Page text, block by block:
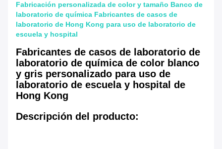
Fabricación personalizada de color y tamaño Banco de
laboratorio de química Fabricantes de casos de
laboratorio de Hong Kong para uso de laboratorio de
escuela y hospital
Fabricantes de casos de laboratorio de
laboratorio de química de color blanco
y gris personalizado para uso de
laboratorio de escuela y hospital de
Hong Kong
Descripción del producto: